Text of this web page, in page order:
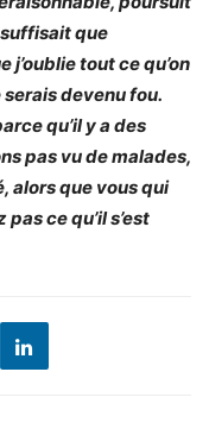
suffisait que
j’oublie tout ce qu’on
devenu fou.
qu’il y a des
pas vu de malades,
alors que vous qui
ce qu’il s’est